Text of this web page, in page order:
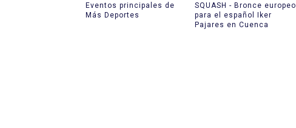
Eventos principales de
Más Deportes
SQUASH - Bronce europeo
para el español Iker
Pajares en Cuenca